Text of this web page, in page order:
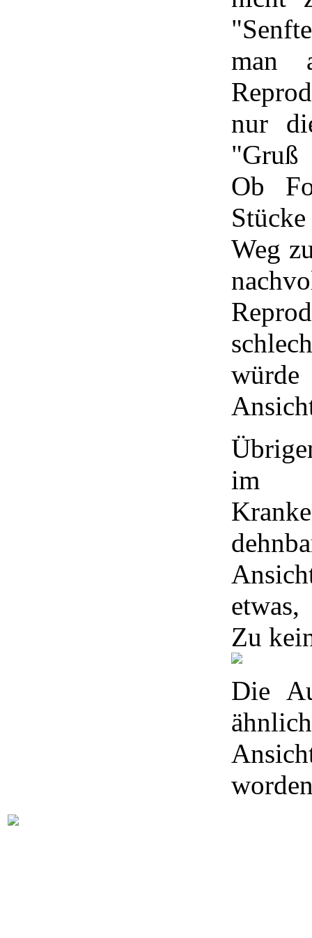
man
nur
"Gruß
Ob
Weg
im
Zu
Die